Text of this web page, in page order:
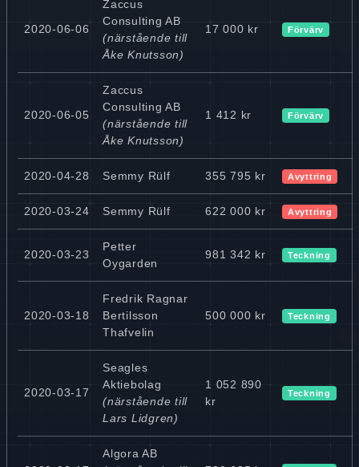
2020-06-06
Zaccus
Consulting AB
(närstående till
Åke Knutsson)
17 000 kr Förvärv
2020-06-05
Zaccus
Consulting AB
(närstående till
Åke Knutsson)
1 412 kr Förvärv
2020-04-28 Semmy Rülf 355 795 kr Avyttring
2020-03-24 Semmy Rülf 622 000 kr Avyttring
2020-03-23
Petter
Oygarden
981 342 kr Teckning
2020-03-18
Fredrik Ragnar
Bertilsson
Thafvelin
500 000 kr Teckning
2020-03-17
Seagles
Aktiebolag
(närstående till
Lars Lidgren)
1 052 890
kr
Teckning
Algora AB